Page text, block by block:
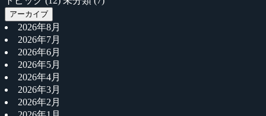
アーカイブ
2026年8月
2026年7月
2026年6月
2026年5月
2026年4月
2026年3月
2026年2月